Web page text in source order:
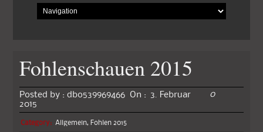
Fohlenschauen 2015
Posted by : dbo539969466 On :
3. Februar
2015
0
Category: Allgemein, Fohlen 2015